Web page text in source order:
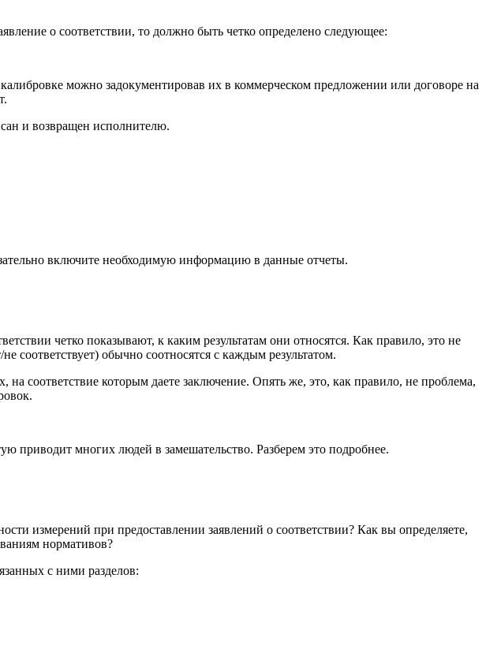
о соответствии, то должно быть четко определено следующее:
можно задокументировав их в коммерческом предложении или договоре на
и возвращен исполнителю.
включите необходимую информацию в данные отчеты.
четко показывают, к каким результатам они относятся. Как правило, это не
соответствует) обычно соотносятся с каждым результатом.
соответствие которым даете заключение. Опять же, это, как правило, не проблема,
приводит многих людей в замешательство. Разберем это подробнее.
измерений при предоставлении заявлений о соответствии? Как вы определяете,
нормативов?
с ними разделов: